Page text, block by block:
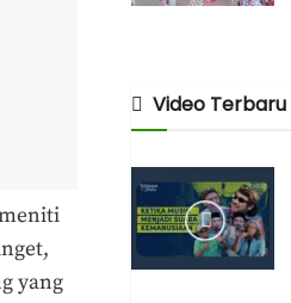
yang
Video Terbaru